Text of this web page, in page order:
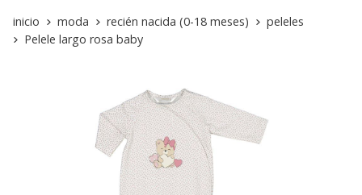
inicio moda recién nacida (0-18 meses)
peleles
Pelele largo rosa baby